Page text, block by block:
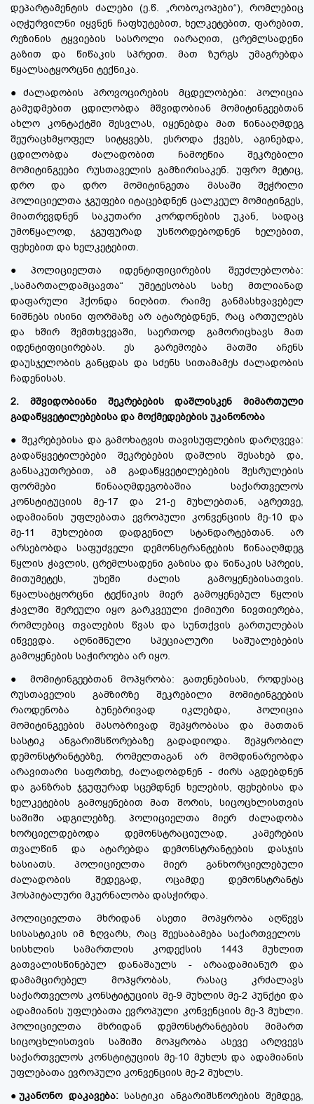
დეპარტამენტის ძალები (ე.წ. „რობოკოპები“), რომლებიც
აღჭურვილნი იყვნენ ჩაფხუტებით, ხელკეტებით, ფარებით,
რეზინის ტყვიების სასროლი იარაღით, ცრემლსადენი
გაზით და წიწაკის სპრეით. მათ ზურგს უმაგრებდა
წყალსატყორცნი ტექნიკა.
●ძალადობის პროვოცირების მცდელობები: პოლიცია
გამუდმებით ცდილობდა მშვიდობიან მომიტინგეებთან
ახლო კონტაქტში შესვლას, იყენებდა მათ წინააღმდეგ
შეურაცხმყოფელ სიტყვებს, ესროდა ქვებს, აგინებდა,
ცდილობდა ძალადობით ჩამოეწია შეკრებილი
მომიტინგეები რუსთაველის გამზირისაკენ. უფრო მეტიც,
დრო და დრო მომიტინგეთა მასაში შეჭრილი
პოლიციელთა ჯგუფები იტაცებდნენ ცალკეულ მომიტინგეს,
მიათრევდნენ საკუთარი კორდონების უკან, სადაც
უმოწყალოდ, ჯგუფურად უსწორდებოდნენ ხელებით,
ფეხებით და ხელკეტებით.
●პოლიციელთა იდენტიფიცირების შეუძლებლობა:
„სამართალდამცავთა“ უმეტესობას სახე მთლიანად
დაფარული ჰქონდა ნიღბით. რაიმე განმასხვავებელ
ნიშნებს ისინი ფორმაზე არ ატარებდნენ, რაც ართულებს
და ხშირ შემთხვევაში, საერთოდ გამორიცხავს მათ
იდენტიფიცირებას. ეს გარემოება მათში აჩენს
დაუსჯელობის განცდას და სძენს სითამამეს ძალადობის
ჩადენისას.
2. მშვიდობიანი შეკრებების დაშლისკენ მიმართული
გადაწყვეტილებებისა და მოქმედებების უკანონობა
● შეკრებებისა და გამოხატვის თავისუფლების დარღვევა:
გადაწყვეტილებები შეკრებების დაშლის შესახებ და,
განსაკუთრებით, ამ გადაწყვეტილებების შესრულების
ფორმები წინააღმდეგობაშია საქართველოს
კონსტიტუციის მე-17 და 21-ე მუხლებთან, აგრეთვე,
ადამიანის უფლებათა ევროპული კონვენციის მე-10 და
მე-11 მუხლებით დადგენილ სტანდარტებთან. არ
არსებობდა საფუძველი დემონსტრანტების წინააღმდეგ
წყლის ჭავლის, ცრემლსადენი გაზისა და წიწაკის სპრეის,
მითუმეტეს, უხეში ძალის გამოყენებისათვის.
წყალსატყორცნი ტექნიკის მიერ გამოყენებულ წყლის
ჭავლში შერეული იყო გარკვეული ქიმიური ნივთიერება,
რომლებიც თვალების წვას და სუნთქვის გართულებას
იწვევდა. აღნიშნული სპეციალური საშუალებების
გამოყენების საჭიროება არ იყო.
● მომიტინგეებთან მოპყრობა: გათენებისას, როდესაც
რუსთაველის გამზირზე შეკრებილი მომიტინგეების
რაოდენობა ბუნებრივად იკლებდა, პოლიცია
მომიტინგეების მასობრივად შეპყრობასა და მათთან
სასტიკ ანგარიშსწორებაზე გადადიოდა. შეპყრობილ
დემონსტრანტებზე, რომელთაგან არ მომდინარეობდა
არავითარი საფრთხე, ძალადობდნენ - ძირს აგდებდნენ
და განზრახ ჯგუფურად სცემდნენ ხელების, ფეხებისა და
ხელკეტების გამოყენებით მათ შორის, სიცოცხლისთვის
საშიში ადგილებზე. პოლიციელთა მიერ ძალადობა
ხორციელდებოდა დემონსტრაციულად, კამერების
თვალწინ და ატარებდა დემონსტრანტების დასჯის
ხასიათს. პოლიციელთა მიერ განხორციელებული
ძალადობის შედეგად, ოცამდე დემონსტრანტს
ჰოსპიტალური მკურნალობა დასჭირდა.
პოლიციელთა მხრიდან ასეთი მოპყრობა აღწევს
სისასტიკის იმ ზღვარს, რაც შეესაბამება საქართველოს
სისხლის სამართლის კოდექსის 1443 მუხლით
გათვალისწინებულ დანაშაულს - არაადამიანურ და
დამამცირებელ მოპყრობას, რასაც კრძალავს
საქართველოს კონსტიტუციის მე-9 მუხლის მე-2 პუნქტი და
ადამიანის უფლებათა ევროპული კონვენციის მე-3 მუხლი.
პოლიციელთა მხრიდან დემონსტრანტების მიმართ
სიცოცხლისთვის საშიში მოპყრობა ასევე არღვევს
საქართველოს კონსტიტუციის მე-10 მუხლს და ადამიანის
უფლებათა ევროპული კონვენციის მე-2 მუხლს.
●უკანონო დაკავება:სასტიკი ანგარიშსწორების შემდეგ,